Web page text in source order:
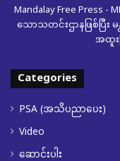
Mandalay Free
သောသတင်းဌာနဖြစ်ပြီး
အထူ
Categories
PSA (အသိပညာပေး)
Video
ဆောင်းပါး